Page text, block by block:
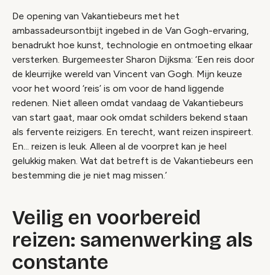
De opening van Vakantiebeurs met het
ambassadeursontbijt ingebed in de Van Gogh-ervaring,
benadrukt hoe kunst, technologie en ontmoeting elkaar
versterken. Burgemeester Sharon Dijksma: ‘Een reis door
de kleurrijke wereld van Vincent van Gogh. Mijn keuze
voor het woord ‘reis’ is om voor de hand liggende
redenen. Niet alleen omdat vandaag de Vakantiebeurs
van start gaat, maar ook omdat schilders bekend staan
als fervente reizigers. En terecht, want reizen inspireert.
En... reizen is leuk. Alleen al de voorpret kan je heel
gelukkig maken. Wat dat betreft is de Vakantiebeurs een
bestemming die je niet mag missen.’
Veilig en voorbereid
reizen: samenwerking als
constante